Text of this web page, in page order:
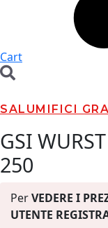
Cart
SALUMIFICI
GSI
250
PerVEDERE I
UTENTE